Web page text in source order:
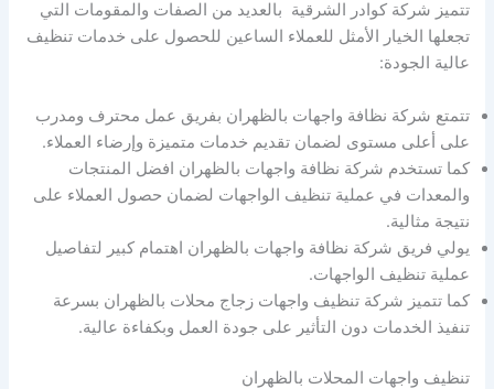
تتميز شركة كوادر الشرقية بالعديد من الصفات والمقومات التي
تجعلها الخيار الأمثل للعملاء الساعين للحصول على خدمات تنظيف
عالية الجودة:
تتمتع شركة نظافة واجهات بالظهران بفريق عمل محترف ومدرب
على أعلى مستوى لضمان تقديم خدمات متميزة وإرضاء العملاء.
كما تستخدم شركة نظافة واجهات بالظهران افضل المنتجات
والمعدات في عملية تنظيف الواجهات لضمان حصول العملاء على
نتيجة مثالية.
يولي فريق شركة نظافة واجهات بالظهران اهتمام كبير لتفاصيل
عملية تنظيف الواجهات.
كما تتميز شركة تنظيف واجهات زجاج محلات بالظهران بسرعة
تنفيذ الخدمات دون التأثير على جودة العمل وبكفاءة عالية.
تنظيف واجهات المحلات بالظهران